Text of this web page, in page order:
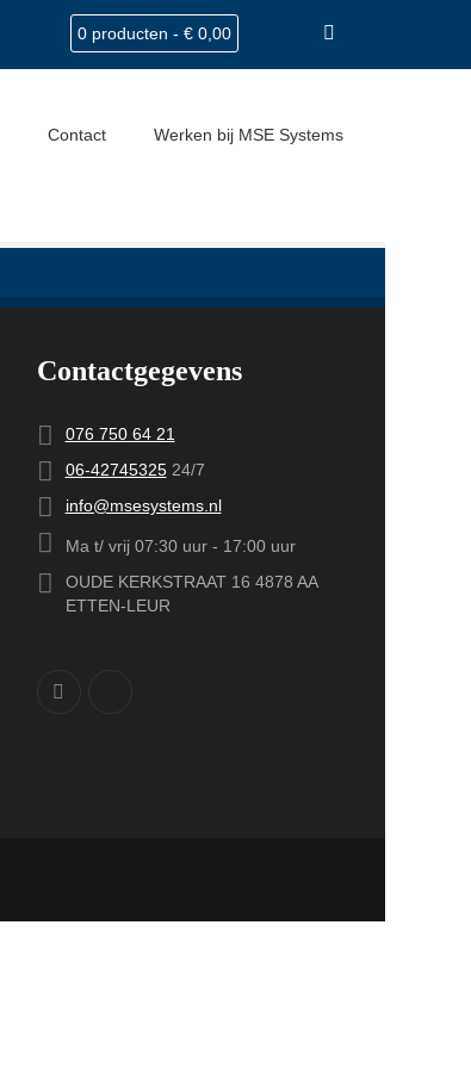
0 producten - € 0,00
Contact Werken bij MSE Systems
Contactgegevens
076 750 64 21
06-4274532524/7
info@msesystems.nl
Ma t/ vrij 07:30 uur - 17:00 uur
OUDE KERKSTRAAT 16 4878 AA
ETTEN-LEUR